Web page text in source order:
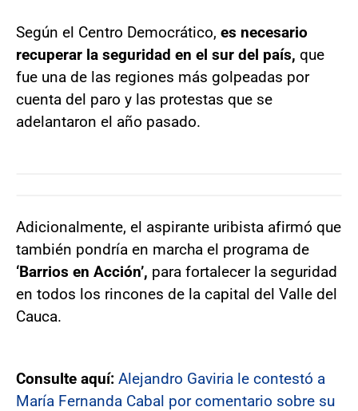
Según el Centro Democrático, es necesario
recuperar la seguridad en el sur del país, que
fue una de las regiones más golpeadas por
cuenta del paro y las protestas que se
adelantaron el año pasado.
Adicionalmente, el aspirante uribista afirmó que
también pondría en marcha el programa de
‘Barrios en Acción’, para fortalecer la seguridad
en todos los rincones de la capital del Valle del
Cauca.
Consulte aquí: Alejandro Gaviria le contestó a
María Fernanda Cabal por comentario sobre su